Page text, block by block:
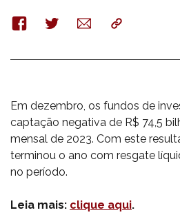
FacebookTwitterE-
mail
Copy
Em dezembro, os fundos de
captação negativa de R$ 74,5
mensal de 2023. Com este
terminou o ano com resgate
no período.
Leia mais: clique aqui.